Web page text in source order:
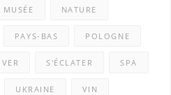
MUSÉE NATURE
PAYS-BAS POLOGNE
S'ÉCLATER SPA
UKRAINE VIN